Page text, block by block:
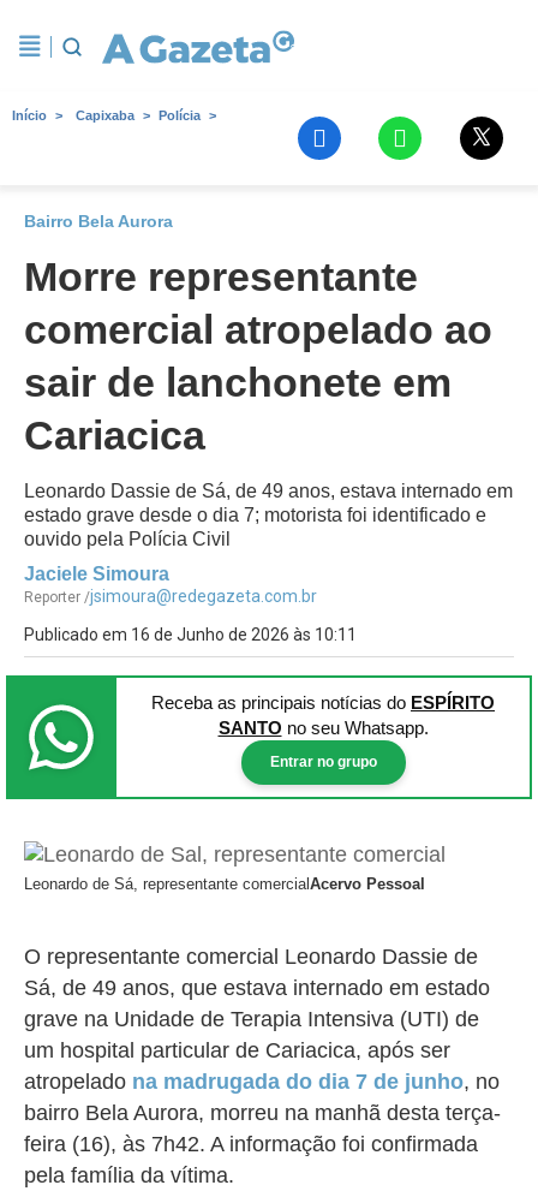
Início Capixaba Polícia
Bairro Bela Aurora
Morre representante
comercial atropelado ao
sair de lanchonete em
Cariacica
Leonardo Dassie de Sá, de 49 anos, estava internado em
estado grave desde o dia 7; motorista foi identificado e
ouvido pela Polícia Civil
Jaciele Simoura
Reporter /jsimoura@redegazeta.com.br
Publicado em 16 de Junho de 2026 às 10:11
Receba as principais notícias do ESPÍRITO
SANTO no seu Whatsapp.
Entrar no grupo
Leonardo de Sá, representante comercialAcervo Pessoal
O representante comercial Leonardo Dassie de
Sá, de 49 anos, que estava internado em estado
grave na Unidade de Terapia Intensiva (UTI) de
um hospital particular de Cariacica, após ser
atropelado na madrugada do dia 7 de junho, no
bairro Bela Aurora, morreu na manhã desta terça-
feira (16), às 7h42. A informação foi confirmada
pela família da vítima.